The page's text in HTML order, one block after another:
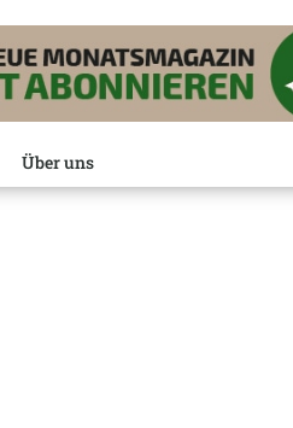
Über uns